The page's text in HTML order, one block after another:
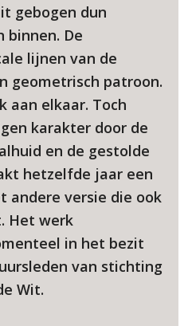
gebogen dun
binnen. De
lijnen van de
geometrisch patroon.
aan elkaar. Toch
karakter door de
en de gestolde
hetzelfde jaar een
andere versie die ook
Het werk
in het bezit
van stichting
Wit.